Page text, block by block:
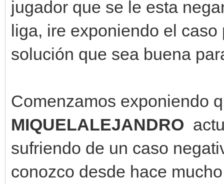
jugador que se le esta
liga, ire exponiendo el
solución que sea buena
Comenzamos exponiendo
MIQUELALEJANDRO
sufriendo de un caso
conozco desde hace